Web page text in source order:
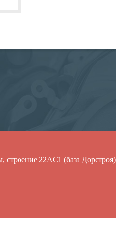
строение 22АC1 (база Дорстроя)